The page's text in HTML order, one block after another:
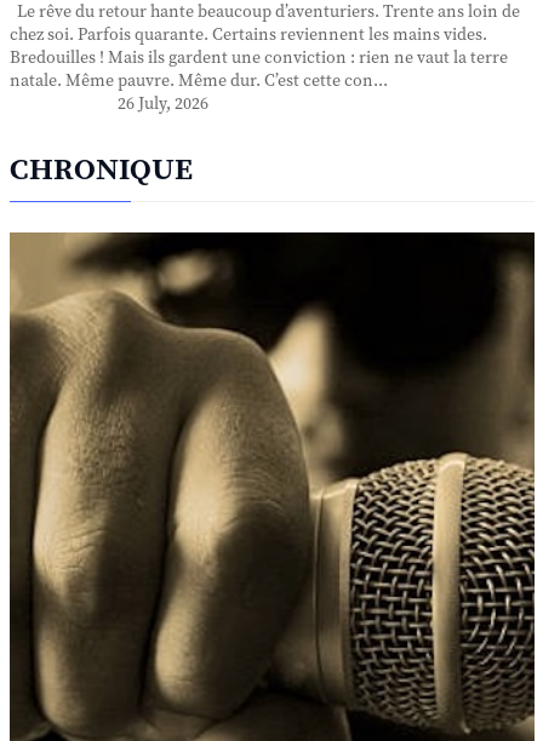
Le rêve du retour hante beaucoup d’aventuriers. Trente ans loin de
chez soi. Parfois quarante. Certains reviennent les mains vides.
Bredouilles ! Mais ils gardent une conviction : rien ne vaut la terre
natale. Même pauvre. Même dur. C’est cette con...
26 July, 2026
CHRONIQUE